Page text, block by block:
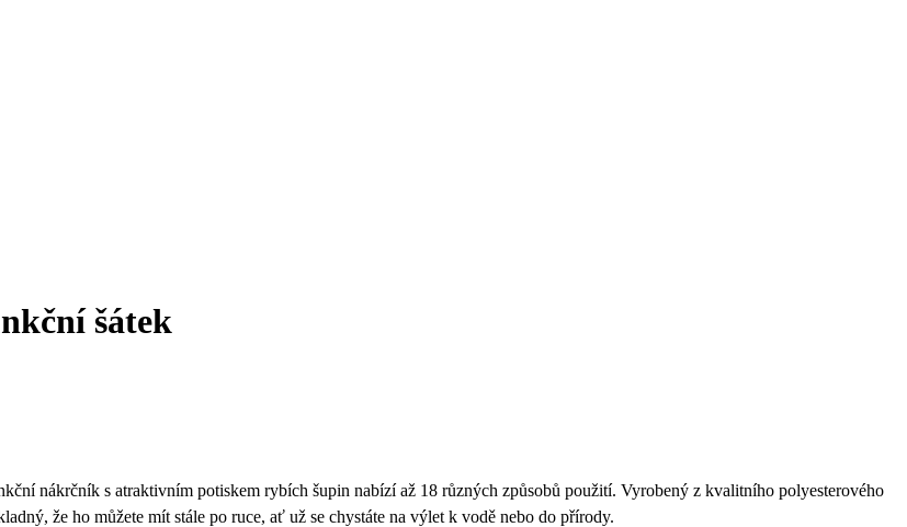
šátek
nákrčník s atraktivním potiskem rybích šupin nabízí až 18 různých způsobů použití. Vyrobený z kvalitního polyesterového
že ho můžete mít stále po ruce, ať už se chystáte na výlet k vodě nebo do přírody.